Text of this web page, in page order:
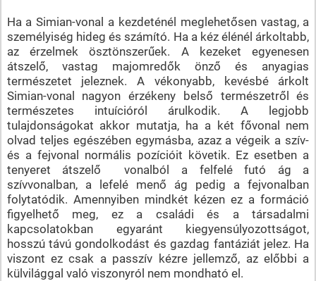
Ha a Simian-vonal a kezdeténél meglehetősen vastag, a
személyiség hideg és számító. Ha a kéz élénél árkoltabb,
az érzelmek ösztönszerűek. A kezeket egyenesen
átszelő, vastag majomredők önző és anyagias
természetet jeleznek. A vékonyabb, kevésbé árkolt
Simian-vonal nagyon érzékeny belső természetről és
természetes intuícióról árulkodik. A legjobb
tulajdonságokat akkor mutatja, ha a két fővonal nem
olvad teljes egészében egymásba, azaz a végeik a szív-
és a fejvonal normális pozícióit követik. Ez esetben a
tenyeret átszelő vonalból a felfelé futó ág a
szívvonalban, a lefelé menő ág pedig a fejvonalban
folytatódik. Amennyiben mindkét kézen ez a formáció
figyelhető meg, ez a családi és a társadalmi
kapcsolatokban egyaránt kiegyensúlyozottságot,
hosszú távú gondolkodást és gazdag fantáziát jelez. Ha
viszont ez csak a passzív kézre jellemző, az előbbi a
külvilággal való viszonyról nem mondható el.